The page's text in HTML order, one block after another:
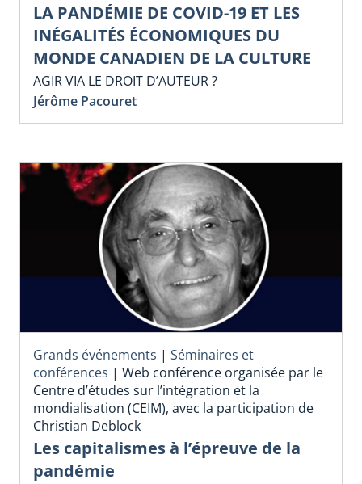
LA PANDÉMIE DE COVID-19 ET LES
INÉGALITÉS ÉCONOMIQUES DU
MONDE CANADIEN DE LA CULTURE
AGIR VIA LE DROIT D’AUTEUR ?
Jérôme Pacouret
Grands événements | Séminaires et
conférences | Web conférence organisée par le
Centre d’études sur l’intégration et la
mondialisation (CEIM), avec la participation de
Christian Deblock
Les capitalismes à l’épreuve de la
pandémie